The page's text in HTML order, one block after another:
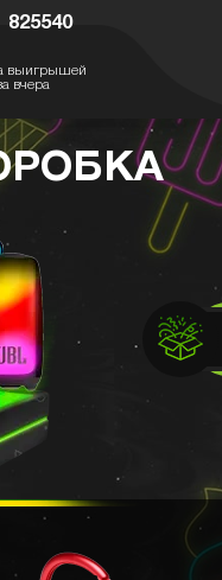
825540
выигрышей
вчера